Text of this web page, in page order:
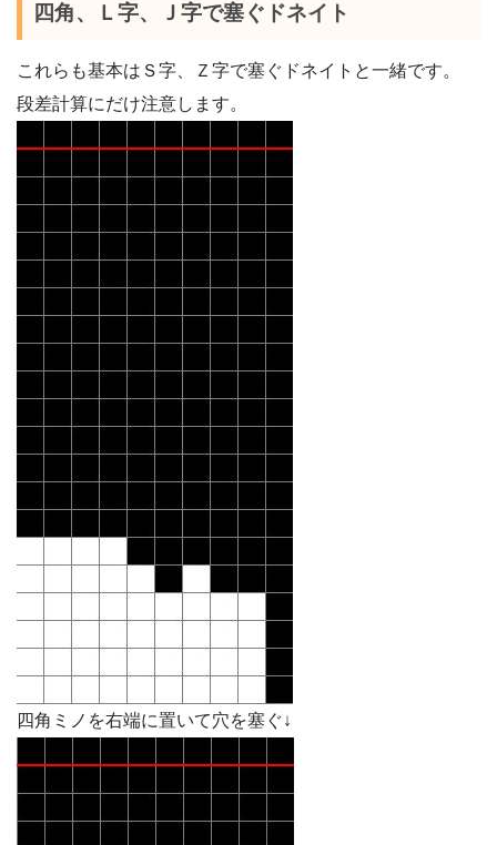
四角、Ｌ字、Ｊ字で塞ぐドネイト
これらも基本はＳ字、Ｚ字で塞ぐドネイトと一緒です。
段差計算にだけ注意します。
四角ミノを右端に置いて穴を塞ぐ↓